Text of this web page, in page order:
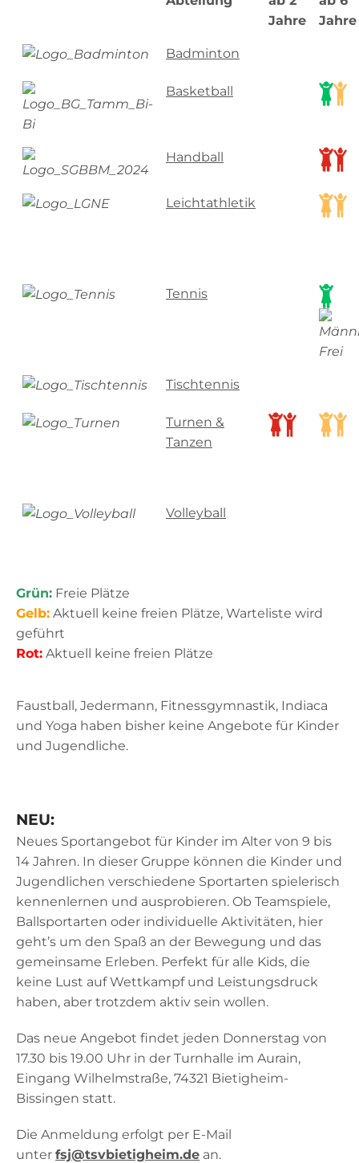
SPORTQUADRAT
Jahre
Jahre
Badminton
Basketball
Handball
Leichtathletik
Tennis
Tischtennis
Turnen &
Tanzen
Volleyball
Grün: Freie Plätze
Gelb: Aktuell keine freien Plätze, Warteliste wird
geführt
Rot: Aktuell keine freien Plätze
Faustball, Jedermann, Fitnessgymnastik, Indiaca
und Yoga haben bisher keine Angebote für Kinder
und Jugendliche.
NEU:
Neues Sportangebot für Kinder im Alter von 9 bis
14 Jahren. In dieser Gruppe können die Kinder und
Jugendlichen verschiedene Sportarten spielerisch
kennenlernen und ausprobieren. Ob Teamspiele,
Ballsportarten oder individuelle Aktivitäten, hier
geht’s um den Spaß an der Bewegung und das
gemeinsame Erleben. Perfekt für alle Kids, die
keine Lust auf Wettkampf und Leistungsdruck
haben, aber trotzdem aktiv sein wollen.
Das neue Angebot findet jeden Donnerstag von
17.30 bis 19.00 Uhr in der Turnhalle im Aurain,
Eingang Wilhelmstraße, 74321 Bietigheim-
Bissingen statt.
Die Anmeldung erfolgt per E-Mail
unter fsj@tsvbietigheim.de an.